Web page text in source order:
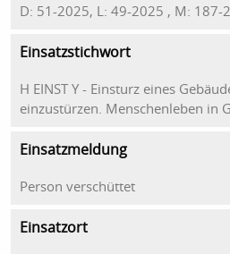
D: 51-2025, L: 49-2025 , M: 187-
Einsatzstichwort
H EINST Y - Einsturz eines
einzustürzen. Menschenleben in
Einsatzmeldung
Person verschüttet
Einsatzort